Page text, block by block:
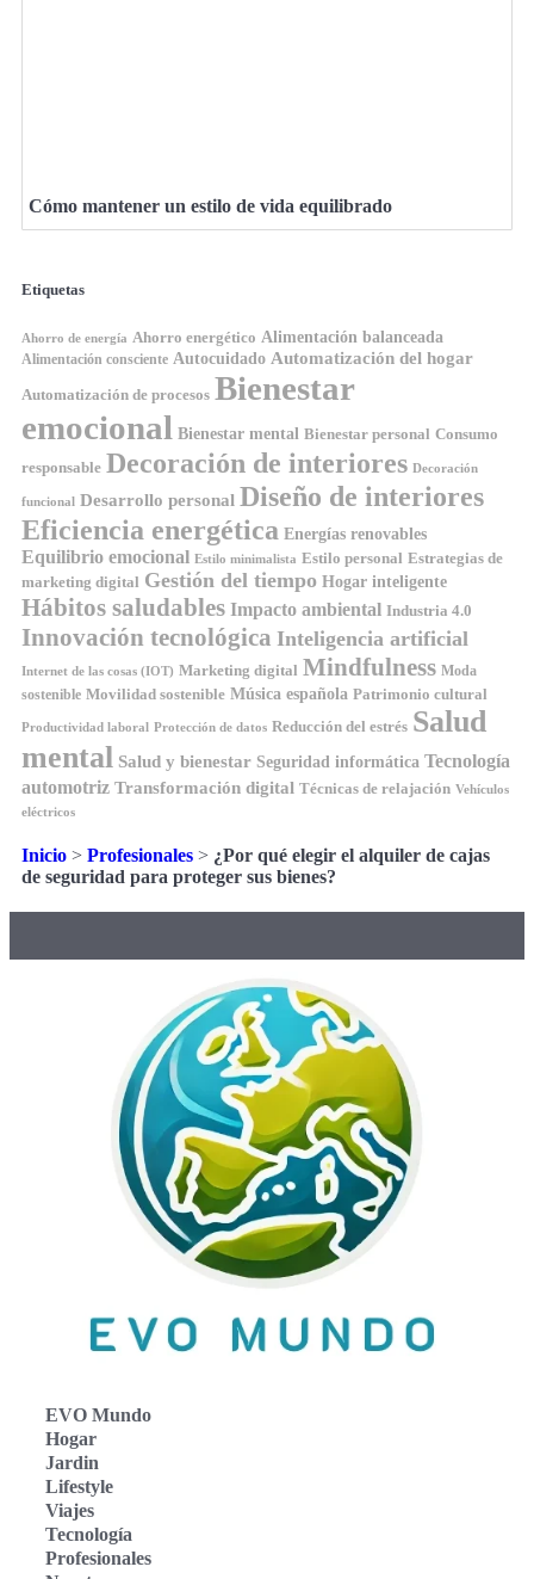
Cómo mantener un estilo de vida equilibrado
Etiquetas
Ahorro de energía Ahorro energético Alimentación balanceada
Alimentación consciente Autocuidado Automatización del hogar
Automatización de procesos Bienestar
emocional Bienestar mental Bienestar personal Consumo
responsable Decoración de interiores Decoración
funcional Desarrollo personal Diseño de interiores
Eficiencia energética Energías renovables
Equilibrio emocional Estilo minimalista Estilo personal Estrategias de
marketing digital Gestión del tiempo Hogar inteligente
Hábitos saludables Impacto ambiental Industria 4.0
Innovación tecnológica Inteligencia artificial
Internet de las cosas (IOT) Marketing digital Mindfulness Moda
sostenible Movilidad sostenible Música española Patrimonio cultural
Productividad laboral Protección de datos Reducción del estrés Salud
mental Salud y bienestar Seguridad informática Tecnología
automotriz Transformación digital Técnicas de relajación Vehículos
eléctricos
Inicio > Profesionales > ¿Por qué elegir el alquiler de cajas
de seguridad para proteger sus bienes?
EVO Mundo
Hogar
Jardin
Lifestyle
Viajes
Tecnología
Profesionales